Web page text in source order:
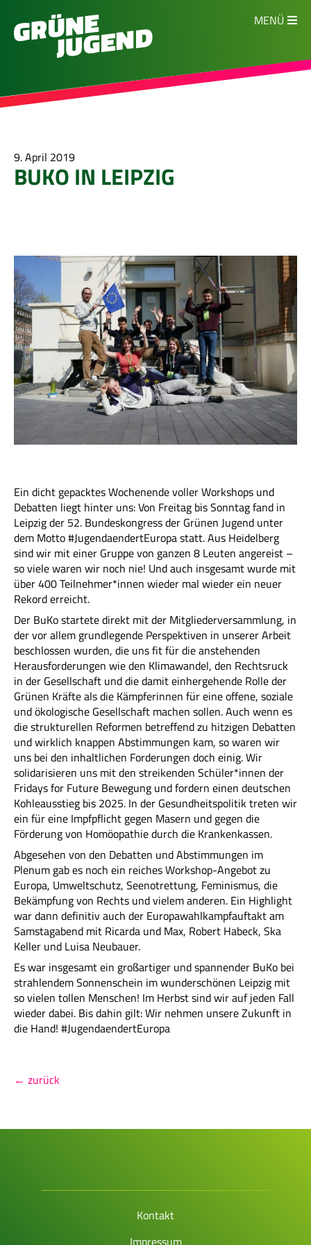
MENÜ
9. April 2019
BUKO IN LEIPZIG
Ein dicht gepacktes Wochenende voller Workshops und
Debatten liegt hinter uns: Von Freitag bis Sonntag fand in
Leipzig der 52. Bundeskongress der Grünen Jugend unter
dem Motto #JugendaendertEuropa statt. Aus Heidelberg
sind wir mit einer Gruppe von ganzen 8 Leuten angereist –
so viele waren wir noch nie! Und auch insgesamt wurde mit
über 400 Teilnehmer*innen wieder mal wieder ein neuer
Rekord erreicht.
Der BuKo startete direkt mit der Mitgliederversammlung, in
der vor allem grundlegende Perspektiven in unserer Arbeit
beschlossen wurden, die uns fit für die anstehenden
Herausforderungen wie den Klimawandel, den Rechtsruck
in der Gesellschaft und die damit einhergehende Rolle der
Grünen Kräfte als die Kämpferinnen für eine offene, soziale
und ökologische Gesellschaft machen sollen. Auch wenn es
die strukturellen Reformen betreffend zu hitzigen Debatten
und wirklich knappen Abstimmungen kam, so waren wir
uns bei den inhaltlichen Forderungen doch einig. Wir
solidarisieren uns mit den streikenden Schüler*innen der
Fridays for Future Bewegung und fordern einen deutschen
Kohleausstieg bis 2025. In der Gesundheitspolitik treten wir
ein für eine Impfpflicht gegen Masern und gegen die
Förderung von Homöopathie durch die Krankenkassen.
Abgesehen von den Debatten und Abstimmungen im
Plenum gab es noch ein reiches Workshop-Angebot zu
Europa, Umweltschutz, Seenotrettung, Feminismus, die
Bekämpfung von Rechts und vielem anderen. Ein Highlight
war dann definitiv auch der Europawahlkampfauftakt am
Samstagabend mit Ricarda und Max, Robert Habeck, Ska
Keller und Luisa Neubauer.
Es war insgesamt ein großartiger und spannender BuKo bei
strahlendem Sonnenschein im wunderschönen Leipzig mit
so vielen tollen Menschen! Im Herbst sind wir auf jeden Fall
wieder dabei. Bis dahin gilt: Wir nehmen unsere Zukunft in
die Hand! #JugendaendertEuropa
← zurück
Kontakt
Impressum